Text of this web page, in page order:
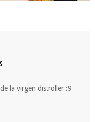
la virgen distroller :9